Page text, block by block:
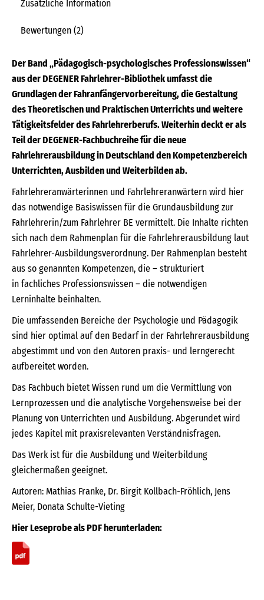
Zusätzliche Information
Bewertungen (2)
Der Band „Pädagogisch-psychologisches Professionswissen“
aus der DEGENER Fahrlehrer-Bibliothek umfasst die
Grundlagen der Fahranfängervorbereitung, die Gestaltung
des Theoretischen und Praktischen Unterrichts und weitere
Tätigkeitsfelder des Fahrlehrerberufs. Weiterhin deckt er als
Teil der DEGENER-Fachbuchreihe für die neue
Fahrlehrerausbildung in Deutschland den Kompetenzbereich
Unterrichten, Ausbilden und Weiterbilden ab.
Fahrlehreranwärterinnen und Fahrlehreranwärtern wird hier
das notwendige Basiswissen für die Grundausbildung zur
Fahrlehrerin/zum Fahrlehrer BE vermittelt. Die Inhalte richten
sich nach dem Rahmenplan für die Fahrlehrerausbildung laut
Fahrlehrer-Ausbildungsverordnung. Der Rahmenplan besteht
aus so genannten Kompetenzen, die – strukturiert
in fachliches Professionswissen – die notwendigen
Lerninhalte beinhalten.
Die umfassenden Bereiche der Psychologie und Pädagogik
sind hier optimal auf den Bedarf in der Fahrlehrerausbildung
abgestimmt und von den Autoren praxis- und lerngerecht
aufbereitet worden.
Das Fachbuch bietet Wissen rund um die Vermittlung von
Lernprozessen und die analytische Vorgehensweise bei der
Planung von Unterrichten und Ausbildung. Abgerundet wird
jedes Kapitel mit praxisrelevanten Verständnisfragen.
Das Werk ist für die Ausbildung und Weiterbildung
gleichermaßen geeignet.
Autoren: Mathias Franke, Dr. Birgit Kollbach-Fröhlich, Jens
Meier, Donata Schulte-Vieting
Hier Leseprobe als PDF herunterladen: